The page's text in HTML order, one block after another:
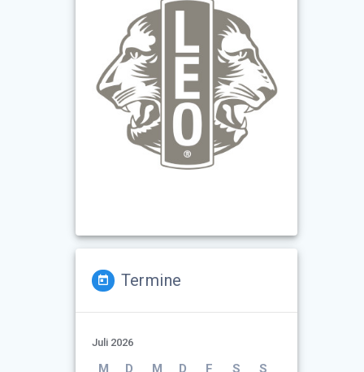
Termine
Juli 2026
M D M D F S S